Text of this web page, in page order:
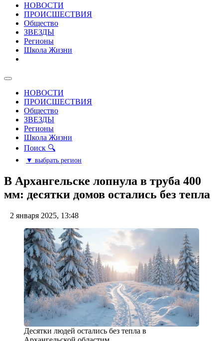
НОВОСТИ
ПРОИСШЕСТВИЯ
Общество
ЗВЕЗДЫ
Регионы
Школа Жизни
НОВОСТИ
ПРОИСШЕСТВИЯ
Общество
ЗВЕЗДЫ
Регионы
Школа Жизни
Поиск 🔍
▼ выбрать регион
В Архангельске лопнула в труба 400
мм: десятки домов остались без тепла
2 января 2025, 13:48
Десятки людей остались без тепла в